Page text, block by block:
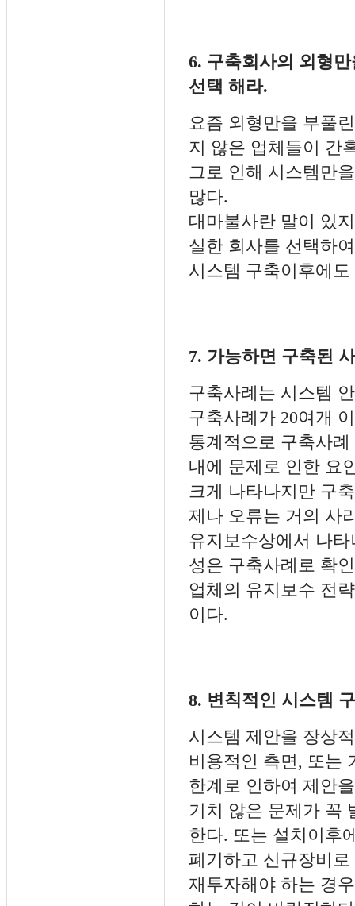
6. 구축회사의 외형
선택 해라.
요즘 외형만을 부풀
지 않은 업체들이 간
그로 인해 시스템만
많다.
대마불사란 말이 있
실한 회사를 선택하여
시스템 구축이후에
7. 가능하면 구축된
구축사례는 시스템
구축사례가 20여개
통계적으로 구축사
내에 문제로 인한 요
크게 나타나지만 구
제나 오류는 거의 사
유지보수상에서 나
성은 구축사례로 확
업체의 유지보수 전
이다.
8. 변칙적인 시스템
시스템 제안을 장상
비용적인 측면, 또는
한계로 인하여 제안
기치 않은 문제가 꼭
한다. 또는 설치이후
폐기하고 신규장비로
재투자해야 하는 경